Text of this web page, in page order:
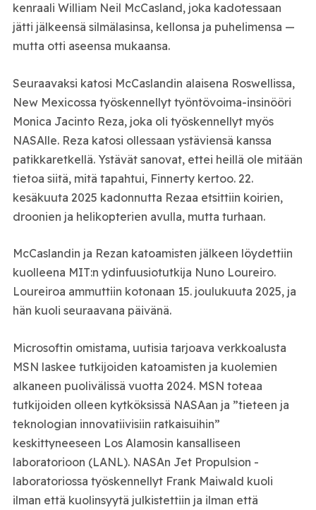
kenraali William Neil McCasland, joka kadotessaan
jätti jälkeensä silmälasinsa, kellonsa ja puhelimensa —
mutta otti aseensa mukaansa.
Seuraavaksi katosi McCaslandin alaisena Roswellissa,
New Mexicossa työskennellyt työntövoima-insinööri
Monica Jacinto Reza, joka oli työskennellyt myös
NASAlle. Reza katosi ollessaan ystäviensä kanssa
patikkaretkellä. Ystävät sanovat, ettei heillä ole mitään
tietoa siitä, mitä tapahtui, Finnerty kertoo. 22.
kesäkuuta 2025 kadonnutta Rezaa etsittiin koirien,
droonien ja helikopterien avulla, mutta turhaan.
McCaslandin ja Rezan katoamisten jälkeen löydettiin
kuolleena MIT:n ydinfuusiotutkija Nuno Loureiro.
Loureiroa ammuttiin kotonaan 15. joulukuuta 2025, ja
hän kuoli seuraavana päivänä.
Microsoftin omistama, uutisia tarjoava verkkoalusta
MSN laskee tutkijoiden katoamisten ja kuolemien
alkaneen puolivälissä vuotta 2024. MSN toteaa
tutkijoiden olleen kytköksissä NASAan ja ”tieteen ja
teknologian innovatiivisiin ratkaisuihin”
keskittyneeseen Los Alamosin kansalliseen
laboratorioon (LANL). NASAn Jet Propulsion -
laboratoriossa työskennellyt Frank Maiwald kuoli
ilman että kuolinsyytä julkistettiin ja ilman että